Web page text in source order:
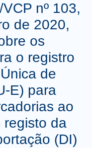
nº 103,
de 2020,
os
o registro
de
E) para
ao
registo da
(DI)